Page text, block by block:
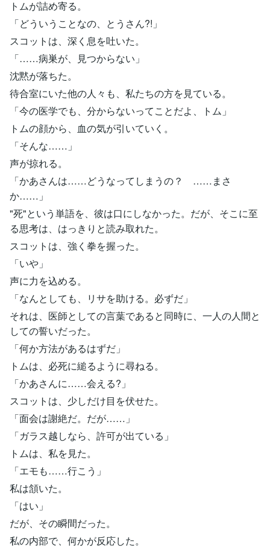
トムが詰め寄る。
「どういうことなの、とうさん?!」
スコットは、深く息を吐いた。
「……病巣が、見つからない」
沈黙が落ちた。
待合室にいた他の人々も、私たちの方を見ている。
「今の医学でも、分からないってことだよ、トム」
トムの顔から、血の気が引いていく。
「そんな……」
声が掠れる。
「かあさんは……どうなってしまうの？ ……まさ
か……」
"死"という単語を、彼は口にしなかった。だが、そこに至
る思考は、はっきりと読み取れた。
スコットは、強く拳を握った。
「いや」
声に力を込める。
「なんとしても、リサを助ける。必ずだ」
それは、医師としての言葉であると同時に、一人の人間と
しての誓いだった。
「何か方法があるはずだ」
トムは、必死に縋るように尋ねる。
「かあさんに……会える?」
スコットは、少しだけ目を伏せた。
「面会は謝絶だ。だが……」
「ガラス越しなら、許可が出ている」
トムは、私を見た。
「エモも……行こう」
私は頷いた。
「はい」
だが、その瞬間だった。
私の内部で、何かが反応した。